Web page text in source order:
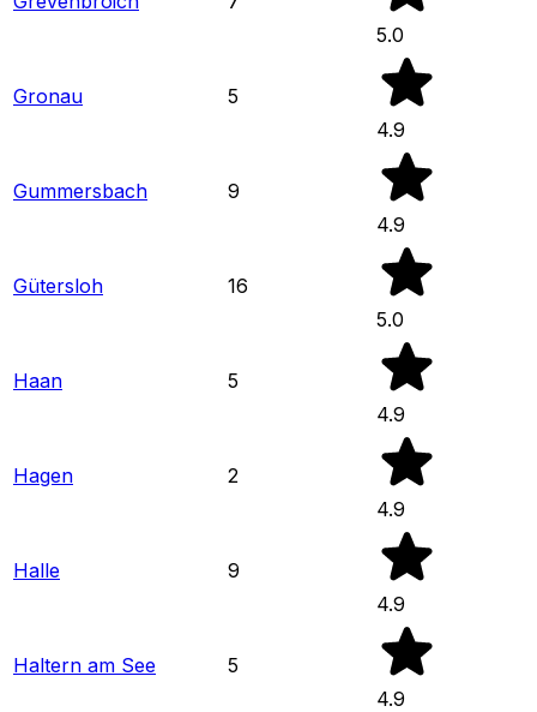
5.0
Gronau
5
4.9
Gummersbach
9
4.9
Gütersloh
16
5.0
Haan
5
4.9
Hagen
2
4.9
Halle
9
4.9
Haltern am See
5
4.9